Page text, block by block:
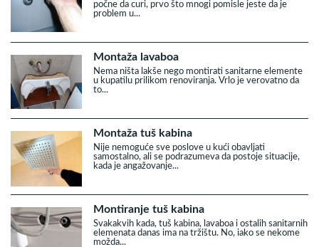
počne da curi, prvo što mnogi pomisle jeste da je
problem u...
Montaža lavaboa
Nema ništa lakše nego montirati sanitarne elemente
u kupatilu prilikom renoviranja. Vrlo je verovatno da
to...
Montaža tuš kabina
Nije nemoguće sve poslove u kući obavljati
samostalno, ali se podrazumeva da postoje situacije,
kada je angažovanje...
Montiranje tuš kabina
Svakakvih kada, tuš kabina, lavaboa i ostalih sanitarnih
elemenata danas ima na tržištu. No, iako se nekome
možda...